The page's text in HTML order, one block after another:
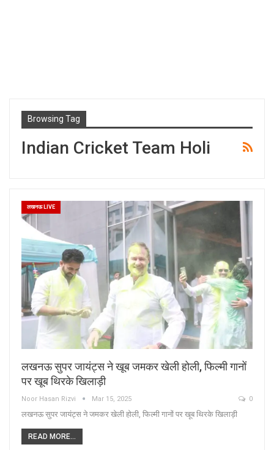
Browsing Tag
Indian Cricket Team Holi
लखनऊ LIVE
लखनऊ सुपर जायंट्स ने खूब जमकर खेली होली, फिल्मी गानों
पर खूब थिरके खिलाड़ी
Noor Hasan Rizvi Mar 15, 2025 0
लखनऊ सुपर जायंट्स ने जमकर खेली होली, फिल्मी गानों पर खूब थिरके खिलाड़ी
READ MORE...